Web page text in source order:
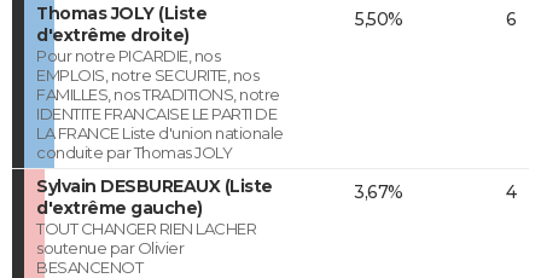
Thomas JOLY (Liste
d'extrême droite)
Pour notre PICARDIE, nos
EMPLOIS, notre SECURITE, nos
FAMILLES, nos TRADITIONS, notre
IDENTITE FRANCAISE LE PARTI DE
LA FRANCE Liste d'union nationale
conduite par Thomas JOLY
5,50% 6
Sylvain DESBUREAUX (Liste
d'extrême gauche)
TOUT CHANGER RIEN LACHER
soutenue par Olivier
BESANCENOT
3,67% 4